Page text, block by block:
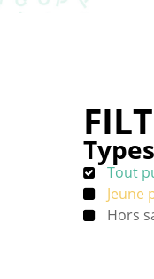
Tout
Jeune
Hors